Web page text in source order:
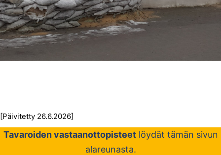
[Päivitetty 26.6.2026]
Tavaroiden vastaanottopisteetlöydät tämän sivun
alareunasta.